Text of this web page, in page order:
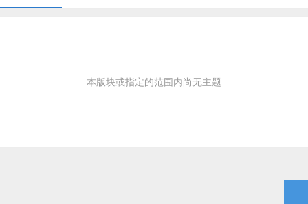
本版块或指定的范围内尚无主题